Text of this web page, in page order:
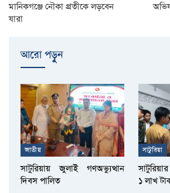
মানিকগঞ্জে নৌকা প্রতীকে লড়বেন
যারা
আরো পড়ুুন
জাতীয়
সাটুরিয়ায় জুলাই গণঅভ্যুত্থান
দিবস পালিত
সাটুরিয়া
১ লাখ